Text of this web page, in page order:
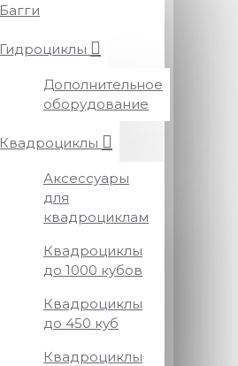
Багги
Гидроциклы
Дополнительное
оборудование
Квадроциклы
Аксессуары
для
квадроциклам
Квадроциклы
до 1000 кубов
Квадроциклы
до 450 куб
Квадроциклы